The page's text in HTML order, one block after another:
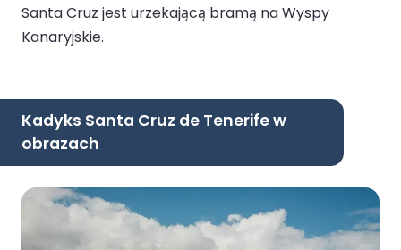
Santa Cruz jest urzekającą bramą na Wyspy
Kanaryjskie.
Kadyks Santa Cruz de Tenerife w
obrazach